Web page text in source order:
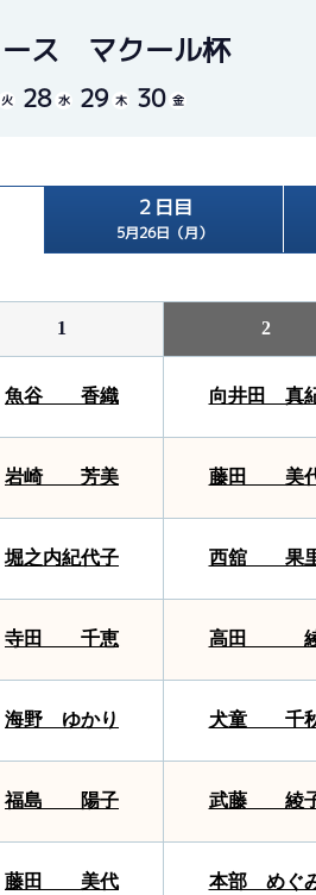
クス
・
グ
モーター台帳
ボートデータ
水面特性・進入コース別
ース マクール杯
火 28 水 29 木 30 金
２日目
5月26日（月）
1 2
魚谷 香織 向井田 真
岩崎 芳美 藤田 美
堀之内紀代子 西舘 果
寺田 千恵 高田
海野 ゆかり 犬童 千
福島 陽子 武藤 綾
藤田 美代 本部 めぐ